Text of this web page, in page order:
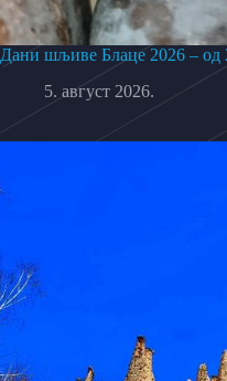
Дани шљиве Блаце 2026 – од
5. август 2026.